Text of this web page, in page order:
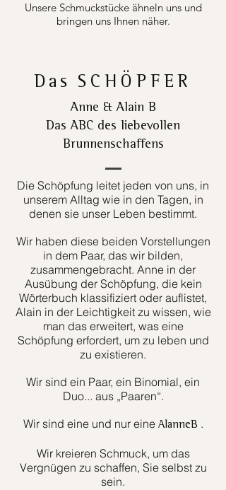
Unsere Schmuckstücke ähneln uns und
bringen uns Ihnen näher.
Das SCHÖPFER
Anne & Alain B
Das ABC des liebevollen
Brunnenschaffens
Die Schöpfung leitet jeden von uns, in
unserem Alltag wie in den Tagen, in
denen sie unser Leben bestimmt.
Wir haben diese beiden Vorstellungen
in dem Paar, das wir bilden,
zusammengebracht. Anne in der
Ausübung der Schöpfung, die kein
Wörterbuch klassifiziert oder auflistet,
Alain in der Leichtigkeit zu wissen, wie
man das erweitert, was eine
Schöpfung erfordert, um zu leben und
zu existieren.
Wir sind ein Paar, ein Binomial, ein
Duo... aus „Paaren“.
Wir sind eine und nur eine AlanneB .
Wir kreieren Schmuck, um das
Vergnügen zu schaffen, Sie selbst zu
sein.